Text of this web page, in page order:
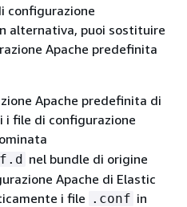
configurazione
alternativa, puoi sostituire
Apache predefinita
Apache predefinita di
i file di configurazione
nel bundle di origine
Apache di Elastic
i file .conf in